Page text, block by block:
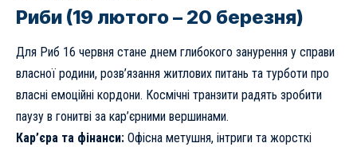
Риби (19 лютого – 20 березня)
Для Риб 16 червня стане днем глибокого занурення у справи
власної родини, розв’язання житлових питань та турботи про
власні емоційні кордони. Космічні транзити радять зробити
паузу в гонитві за кар’єрними вершинами.
Кар’єра та фінанси: Офісна метушня, інтриги та жорсткі